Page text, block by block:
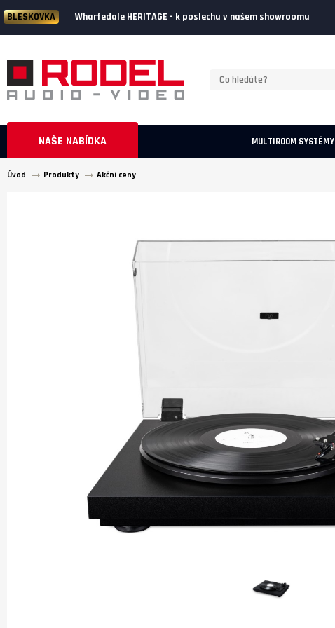
BLESKOVKA Wharfedale HERITAGE - k poslechu v našem showroomu
NAŠE NABÍDKA MULTIROOM SYSTÉMY
Úvod Produkty Akční ceny